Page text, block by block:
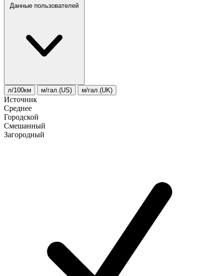
Данные пользователей
л/100км м/гал.(US) м/гал.(UK)
Источник
Среднее
Городской
Смешанный
Загородный